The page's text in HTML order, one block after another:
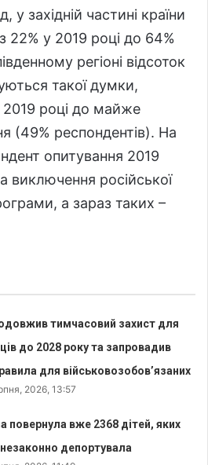
у західній частині країни
22% у 2019 році до 64%
регіоні відсоток
такої думки,
2019 році до майже
(49% респондентів). На
опитування 2019
виключення російської
а зараз таких –
тимчасовий захист для
до 2028 року та запровадив
для військовозобов’язаних
2026, 13:57
повернула вже 2368 дітей, яких
незаконно депортувала